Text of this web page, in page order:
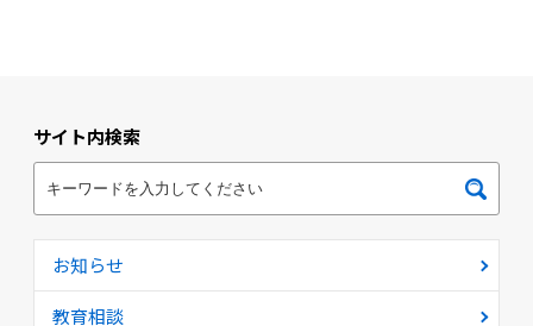
サイト内検索
お知らせ
教育相談